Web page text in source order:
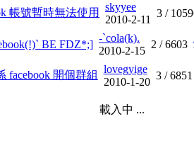
帳號暫時無法使用
skyyee
2010-2-11
3 /
BE FDZ*;]
-`cola(k).
2010-2-15
2 /6603
facebook 開個群組 lovegyige
2010-1-20
3 /6851
載入中 ...